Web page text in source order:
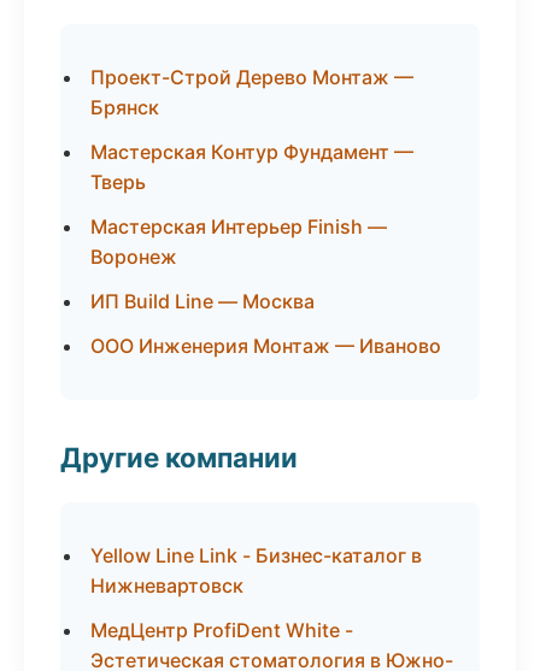
Проект-Строй Дерево Монтаж —
Брянск
Мастерская Контур Фундамент —
Тверь
Мастерская Интерьер Finish —
Воронеж
ИП Build Line — Москва
ООО Инженерия Монтаж — Иваново
Другие компании
Yellow Line Link - Бизнес-каталог в
Нижневартовск
МедЦентр ProfiDent White -
Эстетическая стоматология в Южно-